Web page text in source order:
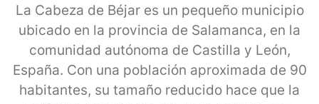
La Cabeza de Béjar es un pequeño municipio
ubicado en la provincia de Salamanca, en la
comunidad autónoma de Castilla y León,
España. Con una población aproximada de 90
habitantes, su tamaño reducido hace que la